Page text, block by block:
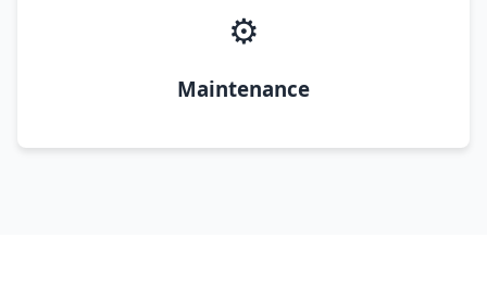
⚙️
Maintenance